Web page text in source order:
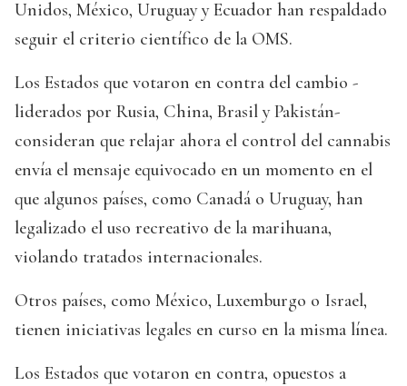
Unidos, México, Uruguay y Ecuador han respaldado
seguir el criterio científico de la OMS.
Los Estados que votaron en contra del cambio -
liderados por Rusia, China, Brasil y Pakistán-
consideran que relajar ahora el control del cannabis
envía el mensaje equivocado en un momento en el
que algunos países, como Canadá o Uruguay, han
legalizado el uso recreativo de la marihuana,
violando tratados internacionales.
Otros países, como México, Luxemburgo o Israel,
tienen iniciativas legales en curso en la misma línea.
Los Estados que votaron en contra, opuestos a